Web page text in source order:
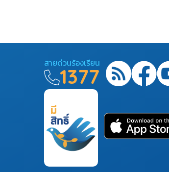
สายด่วนร้องเรียน
1377